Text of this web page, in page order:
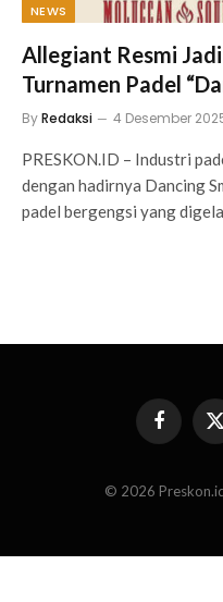
NEWS
Allegiant Resmi
Turnamen Padel
ByRedaksi 4 Desember
PRESKON.ID – Industri
dengan hadirnya Dancing
padel bergengsi yang
FacebookX
© 2026